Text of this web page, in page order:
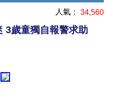
人氣： 34,560
3歲童獨自報警求助